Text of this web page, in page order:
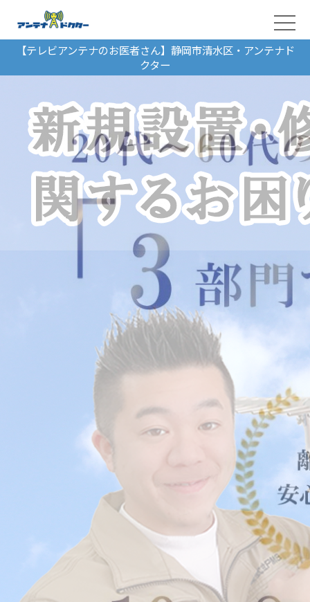
【テレビアンテナのお医者さん】静岡市清水区・アンテナド
クター